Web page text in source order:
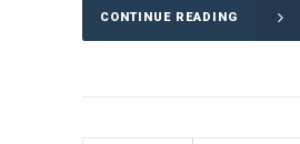
CONTINUE READING